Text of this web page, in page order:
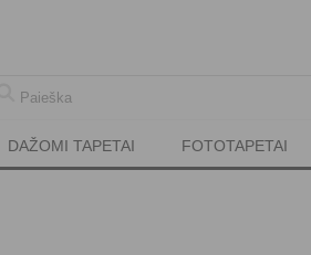
DAŽOMI TAPETAI FOTOTAPETAI